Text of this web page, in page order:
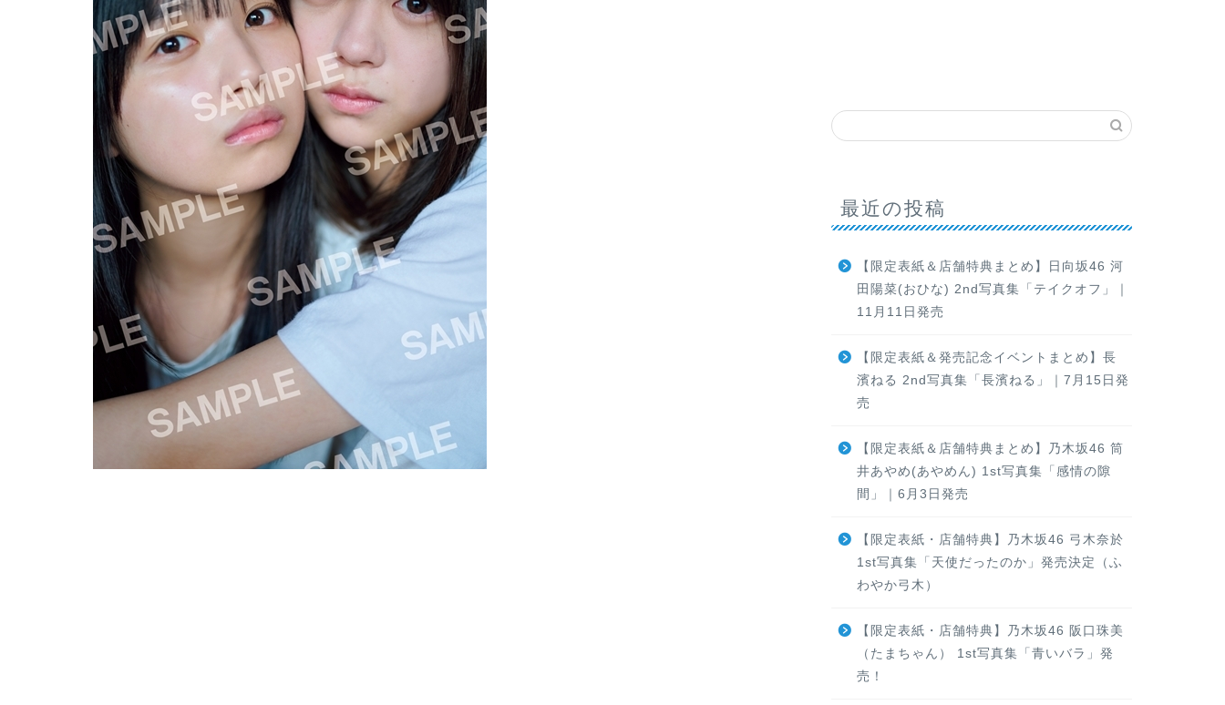
最近の投稿
【限定表紙＆店舗特典まとめ】日向坂46 河
田陽菜(おひな) 2nd写真集「テイクオフ」｜
11月11日発売
【限定表紙＆発売記念イベントまとめ】長
濱ねる 2nd写真集「長濱ねる」｜7月15日発
売
【限定表紙＆店舗特典まとめ】乃木坂46 筒
井あやめ(あやめん) 1st写真集「感情の隙
間」｜6月3日発売
【限定表紙・店舗特典】乃木坂46 弓木奈於
1st写真集「天使だったのか」発売決定（ふ
わやか弓木）
【限定表紙・店舗特典】乃木坂46 阪口珠美
（たまちゃん） 1st写真集「青いバラ」発
売！